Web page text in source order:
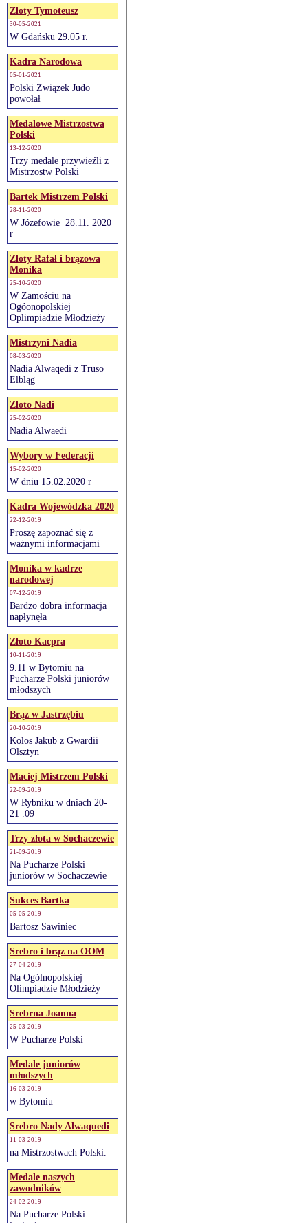
Złoty Tymoteusz
30-05-2021
W Gdańsku 29.05 r.
Kadra Narodowa
05-01-2021
Polski Związek Judo
powołał
Medalowe Mistrzostwa
Polski
13-12-2020
Trzy medale przywieźli z
Mistrzostw Polski
Bartek Mistrzem Polski
28-11-2020
W Józefowie 28.11. 2020
r
Złoty Rafał i brązowa
Monika
25-10-2020
W Zamościu na
Ogóonopolskiej
Oplimpiadzie Młodzieży
Mistrzyni Nadia
08-03-2020
Nadia Alwaqedi z Truso
Elbląg
Złoto Nadi
25-02-2020
Nadia Alwaedi
Wybory w Federacji
15-02-2020
W dniu 15.02.2020 r
Kadra Wojewódzka 2020
22-12-2019
Proszę zapoznać się z
ważnymi informacjami
Monika w kadrze
narodowej
07-12-2019
Bardzo dobra informacja
napłynęła
Złoto Kacpra
10-11-2019
9.11 w Bytomiu na
Pucharze Polski juniorów
młodszych
Brąz w Jastrzębiu
20-10-2019
Kolos Jakub z Gwardii
Olsztyn
Maciej Mistrzem Polski
22-09-2019
W Rybniku w dniach 20-
21 .09
Trzy złota w Sochaczewie
21-09-2019
Na Pucharze Polski
juniorów w Sochaczewie
Sukces Bartka
05-05-2019
Bartosz Sawiniec
Srebro i brąz na OOM
27-04-2019
Na Ogólnopolskiej
Olimpiadzie Młodzieży
Srebrna Joanna
25-03-2019
W Pucharze Polski
Medale juniorów
młodszych
16-03-2019
w Bytomiu
Srebro Nady Alwaquedi
11-03-2019
na Mistrzostwach Polski.
Medale naszych
zawodników
24-02-2019
Na Pucharze Polski